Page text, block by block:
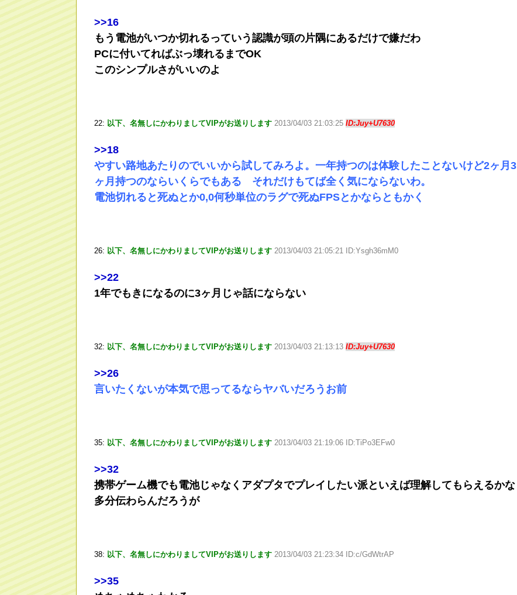
>>16
もう電池がいつか切れるっていう認識が頭の片隅にあるだけで嫌だわ
PCに付いてればぶっ壊れるまでOK
このシンプルさがいいのよ
22: 以下、名無しにかわりましてVIPがお送りします 2013/04/03 21:03:25 ID:Juy+U7630
>>18
やすい路地あたりのでいいから試してみろよ。一年持つのは体験したことないけど2ヶ月3
ヶ月持つのならいくらでもある それだけもてば全く気にならないわ。
電池切れると死ぬとか0,0何秒単位のラグで死ぬFPSとかならともかく
26: 以下、名無しにかわりましてVIPがお送りします 2013/04/03 21:05:21 ID:Ysgh36mM0
>>22
1年でもきになるのに3ヶ月じゃ話にならない
32: 以下、名無しにかわりましてVIPがお送りします 2013/04/03 21:13:13 ID:Juy+U7630
>>26
言いたくないが本気で思ってるならヤバいだろうお前
35: 以下、名無しにかわりましてVIPがお送りします 2013/04/03 21:19:06 ID:TiPo3EFw0
>>32
携帯ゲーム機でも電池じゃなくアダプタでプレイしたい派といえば理解してもらえるかな
多分伝わらんだろうが
38: 以下、名無しにかわりましてVIPがお送りします 2013/04/03 21:23:34 ID:c/GdWtrAP
>>35